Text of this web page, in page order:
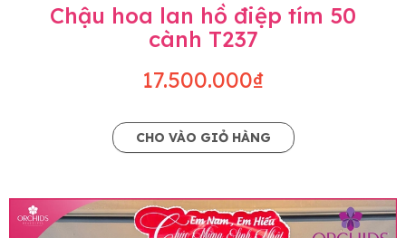
Chậu hoa lan hồ điệp tím 50
cành T237
17.500.000₫
CHO VÀO GIỎ HÀNG